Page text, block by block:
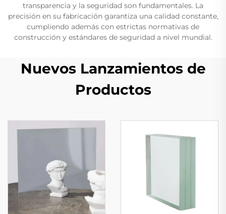
transparencia y la seguridad son fundamentales. La
precisión en su fabricación garantiza una calidad constante,
cumpliendo además con estrictas normativas de
construcción y estándares de seguridad a nivel mundial.
Nuevos Lanzamientos de
Productos